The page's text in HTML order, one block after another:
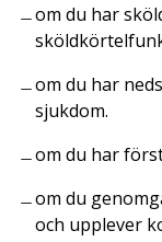
om du har
om du har
sjukdom.
om du har
om du
och upplever